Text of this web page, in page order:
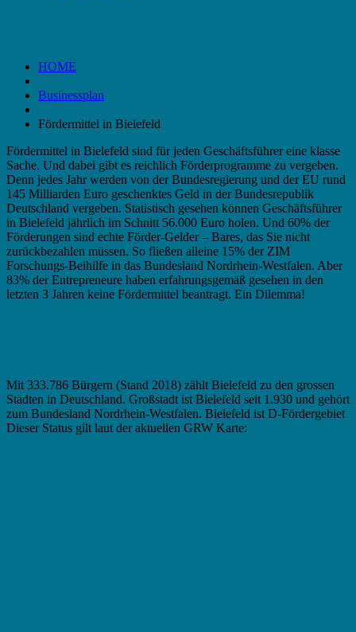
HOME
Businessplan
Fördermittel in Bielefeld
Fördermittel in Bielefeld sind für jeden Geschäftsführer eine klasse
Sache. Und dabei gibt es reichlich Förderprogramme zu vergeben.
Denn jedes Jahr werden von der Bundesregierung und der EU rund
145 Milliarden Euro geschenktes Geld in der Bundesrepublik
Deutschland vergeben. Statistisch gesehen können Geschäftsführer
in Bielefeld jährlich im Schnitt 56.000 Euro holen. Und 60% der
Förderungen sind echte Förder-Gelder – Bares, das Sie nicht
zurückbezahlen müssen. So fließen alleine 15% der ZIM
Forschungs-Beihilfe in das Bundesland Nordrhein-Westfalen. Aber
83% der Entrepreneure haben erfahrungsgemäß gesehen in den
letzten 3 Jahren keine Fördermittel beantragt. Ein Dilemma!
Mit 333.786 Bürgern (Stand 2018) zählt Bielefeld zu den grossen
Städten in Deutschland. Großstadt ist Bielefeld seit 1.930 und gehört
zum Bundesland Nordrhein-Westfalen. Bielefeld ist D-Fördergebiet
Dieser Status gilt laut der aktuellen GRW Karte: